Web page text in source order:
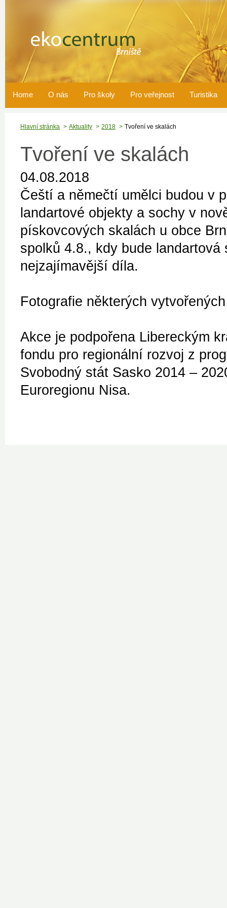
Home O nás Pro školy Pro veřejnost Turistika
Hlavní stránka Aktuality 2018 Tvoření ve skalách
Tvoření ve skalách
04.08.2018
Čeští a němečtí umělci budou v
landartové objekty a sochy v
pískovcových skalách u obce
spolků 4.8., kdy bude
nejzajímavější díla.
Fotografie některých
Akce je podpořena Libereckým
fondu pro regionální rozvoj z
Svobodný stát Sasko 2014 –
Euroregionu Nisa.